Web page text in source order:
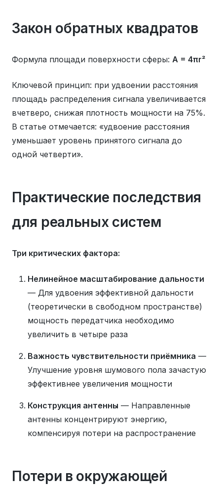
Закон обратных квадратов
Формула площади поверхности сферы: A = 4πr²
Ключевой принцип: при удвоении расстояния
площадь распределения сигнала увеличивается
вчетверо, снижая плотность мощности на 75%.
В статье отмечается: «удвоение расстояния
уменьшает уровень принятого сигнала до
одной четверти».
Практические последствия
для реальных систем
Три критических фактора:
Нелинейное масштабирование дальности
— Для удвоения эффективной дальности
(теоретически в свободном пространстве)
мощность передатчика необходимо
увеличить в четыре раза
Важность чувствительности приёмника —
Улучшение уровня шумового пола зачастую
эффективнее увеличения мощности
Конструкция антенны — Направленные
антенны концентрируют энергию,
компенсируя потери на распространение
Потери в окружающей